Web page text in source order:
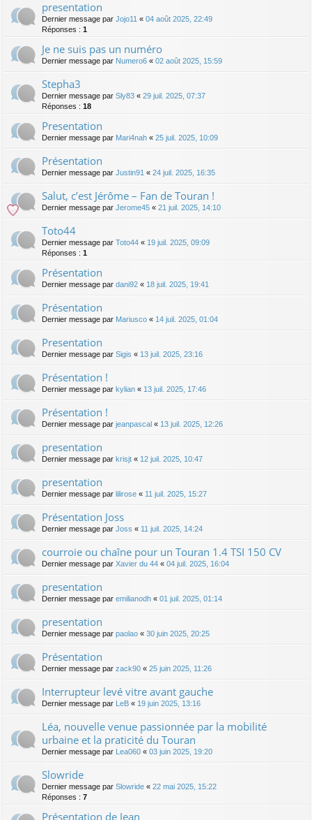
presentation
Dernier message par Jojo11 « 04 août 2025, 22:49
Réponses : 1
Je ne suis pas un numéro
Dernier message par Numero6 « 02 août 2025, 15:59
Stepha3
Dernier message par Sly83 « 29 juil. 2025, 07:37
Réponses : 18
Presentation
Dernier message par Mari4nah « 25 juil. 2025, 10:09
Présentation
Dernier message par Justin91 « 24 juil. 2025, 16:35
Salut, c’est Jérôme – Fan de Touran !
Dernier message par Jerome45 « 21 juil. 2025, 14:10
Toto44
Dernier message par Toto44 « 19 juil. 2025, 09:09
Réponses : 1
Présentation
Dernier message par dani92 « 18 juil. 2025, 19:41
Présentation
Dernier message par Mariusco « 14 juil. 2025, 01:04
Presentation
Dernier message par Sigis « 13 juil. 2025, 23:16
Présentation !
Dernier message par kylian « 13 juil. 2025, 17:46
Présentation !
Dernier message par jeanpascal « 13 juil. 2025, 12:26
presentation
Dernier message par krisjt « 12 juil. 2025, 10:47
presentation
Dernier message par lilirose « 11 juil. 2025, 15:27
Présentation Joss
Dernier message par Joss « 11 juil. 2025, 14:24
courroie ou chaîne pour un Touran 1.4 TSI 150 CV
Dernier message par Xavier du 44 « 04 juil. 2025, 16:04
presentation
Dernier message par emilianodh « 01 juil. 2025, 01:14
presentation
Dernier message par paolao « 30 juin 2025, 20:25
Présentation
Dernier message par zack90 « 25 juin 2025, 11:26
Interrupteur levé vitre avant gauche
Dernier message par LeB « 19 juin 2025, 13:16
Léa, nouvelle venue passionnée par la mobilité
urbaine et la praticité du Touran
Dernier message par Lea060 « 03 juin 2025, 19:20
Slowride
Dernier message par Slowride « 22 mai 2025, 15:22
Réponses : 7
Présentation de Jean